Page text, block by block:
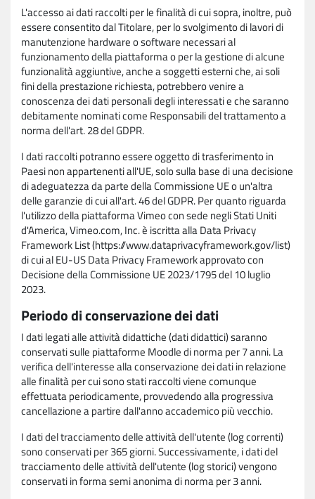
L'accesso ai dati raccolti per le finalità di cui sopra, inoltre, può
essere consentito dal Titolare, per lo svolgimento di lavori di
manutenzione hardware o software necessari al
funzionamento della piattaforma o per la gestione di alcune
funzionalità aggiuntive, anche a soggetti esterni che, ai soli
fini della prestazione richiesta, potrebbero venire a
conoscenza dei dati personali degli interessati e che saranno
debitamente nominati come Responsabili del trattamento a
norma dell'art. 28 del GDPR.
I dati raccolti potranno essere oggetto di trasferimento in
Paesi non appartenenti all'UE, solo sulla base di una decisione
di adeguatezza da parte della Commissione UE o un'altra
delle garanzie di cui all'art. 46 del GDPR. Per quanto riguarda
l'utilizzo della piattaforma Vimeo con sede negli Stati Uniti
d'America, Vimeo.com, Inc. è iscritta alla Data Privacy
Framework List (https://www.dataprivacyframework.gov/list)
di cui al EU-US Data Privacy Framework approvato con
Decisione della Commissione UE 2023/1795 del 10 luglio
2023.
Periodo di conservazione dei dati
I dati legati alle attività didattiche (dati didattici) saranno
conservati sulle piattaforme Moodle di norma per 7 anni. La
verifica dell'interesse alla conservazione dei dati in relazione
alle finalità per cui sono stati raccolti viene comunque
effettuata periodicamente, provvedendo alla progressiva
cancellazione a partire dall'anno accademico più vecchio.
I dati del tracciamento delle attività dell'utente (log correnti)
sono conservati per 365 giorni. Successivamente, i dati del
tracciamento delle attività dell'utente (log storici) vengono
conservati in forma semi anonima di norma per 3 anni.